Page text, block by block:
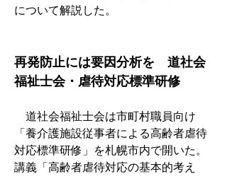
について解説した。
再発防止には要因分析を　道社会
福祉士会・虐待対応標準研修
道社会福祉士会は市町村職員向け
「養介護施設従事者による高齢者虐待
対応標準研修」を札幌市内で開いた。
講義「高齢者虐待対応の基本的考え